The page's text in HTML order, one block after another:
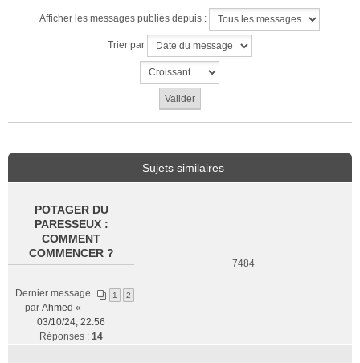
Afficher les messages publiés depuis :
Trier par
Sujets similaires
POTAGER DU
PARESSEUX :
COMMENT
COMMENCER ?
1 2
Dernier message
par Ahmed «
03/10/24, 22:56
Réponses : 14
7484